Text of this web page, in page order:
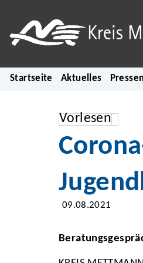
Startseite Aktuelles
Vorlesen
09.08.2021